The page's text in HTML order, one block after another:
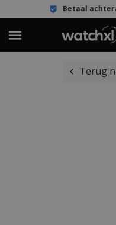
achteraf of in 3 termijnen
Terug